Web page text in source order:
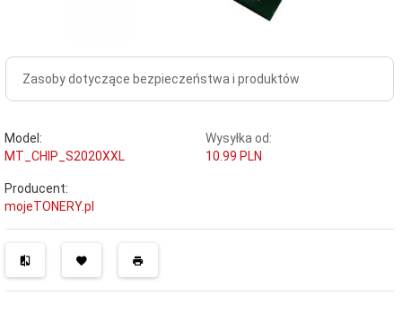
Zasoby dotyczące bezpieczeństwa i produktów
Model:
MT_CHIP_S2020XXL
Wysyłka od:
10.99 PLN
Producent:
mojeTONERY.pl